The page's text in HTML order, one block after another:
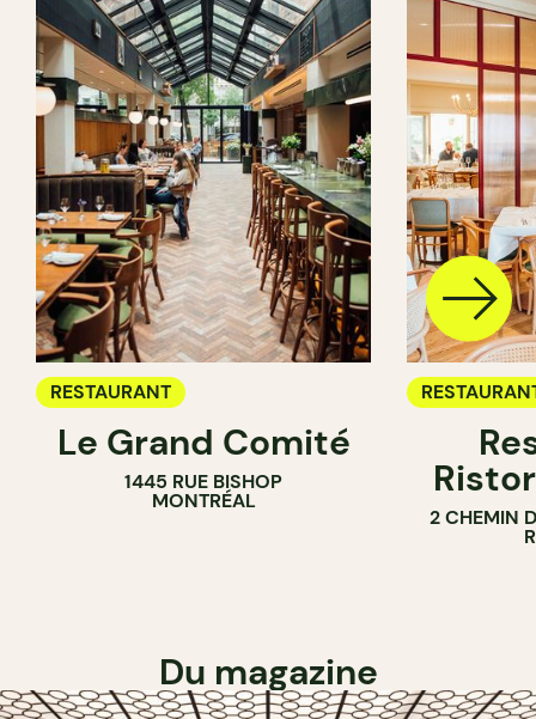
RESTAURANT
Le Grand Comité
1445 RUE BISHOP
MONTRÉAL
2 CHEMIN
Du magazine